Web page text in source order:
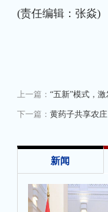
(责任编辑：张焱)
上一篇： “五新”模式，
下一篇： 黄药子共享农
新闻